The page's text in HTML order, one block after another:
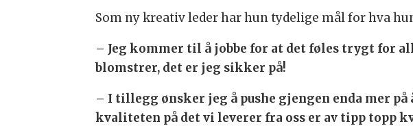
Som ny kreativ leder har hun tydelige mål for hva
– Jeg kommer til å jobbe for at det føles trygt for
blomstrer, det er jeg sikker på!
– I tillegg ønsker jeg å pushe gjengen enda mer
kvaliteten på det vi leverer fra oss er av tipp topp